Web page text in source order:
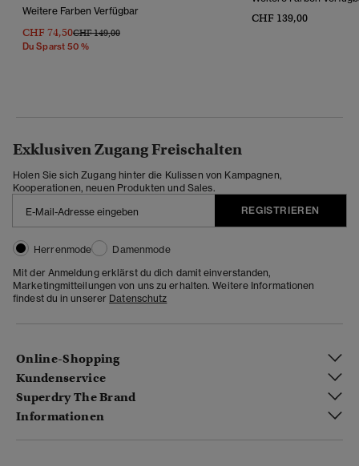
Weitere Farben Verfügbar
CHF 74,50Preis Wurde Reduziert Von
CHF 149,00Bis
Du Sparst 50 %
CHF 139,00
Exklusiven Zugang Freischalten
Holen Sie sich Zugang hinter die Kulissen von Kampagnen,
Kooperationen, neuen Produkten und Sales.
REGISTRIEREN
Herrenmode
Damenmode
Mit der Anmeldung erklärst du dich damit einverstanden,
Marketingmitteilungen von uns zu erhalten. Weitere Informationen
findest du in unserer Datenschutz
Online-Shopping
Kundenservice
Superdry The Brand
Informationen